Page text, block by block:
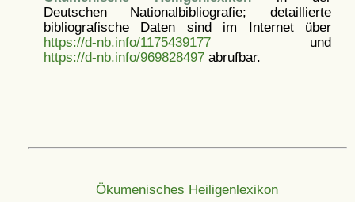
Deutschen Nationalbibliografie; detaillierte
bibliografische Daten sind im Internet über
https://d-nb.info/1175439177und
https://d-nb.info/969828497abrufbar.
Ökumenisches Heiligenlexikon